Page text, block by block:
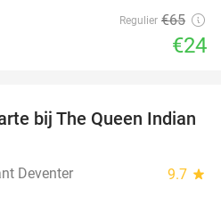
Regulier €65
€24
28%
bij The Queen Indian
Deventer 9.7 star